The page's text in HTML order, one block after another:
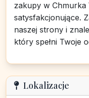
zakupy w Chmurka
satysfakcjonujące.
naszej strony i
który spełni Twoje
Lokalizacje